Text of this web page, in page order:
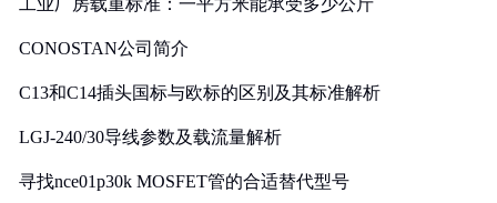
工业厂房载重标准：一平方米能承受多少公斤
CONOSTAN公司简介
C13和C14插头国标与欧标的区别及其标准解析
LGJ-240/30导线参数及载流量解析
寻找nce01p30k MOSFET管的合适替代型号